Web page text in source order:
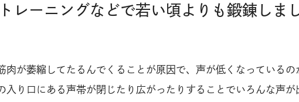
レーニングなどで若い頃よりも鍛錬しま
肉が萎縮してたるんでくることが原因で、声が低くなっているの
入り口にある声帯が閉じたり広がったりすることでいろんな声が